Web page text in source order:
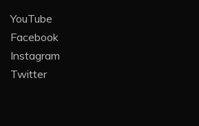
YouTube
Facebook
Instagram
Twitter